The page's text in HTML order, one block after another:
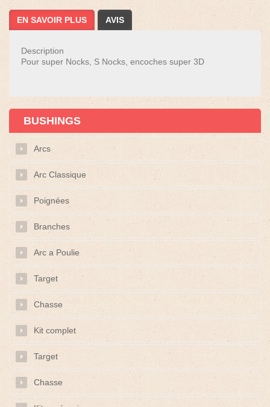
EN SAVOIR PLUS AVIS
Description
Pour super Nocks, S Nocks, encoches super 3D
BUSHINGS
Arcs
Arc Classique
Poignées
Branches
Arc a Poulie
Target
Chasse
Kit complet
Target
Chasse